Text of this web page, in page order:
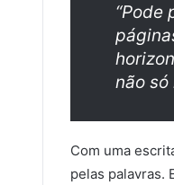
“Pode
não
Com uma
pelas palavras.